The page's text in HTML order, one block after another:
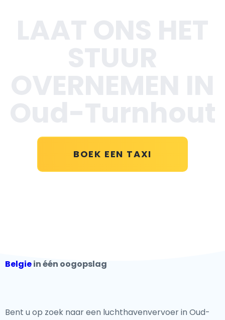
BOEK EEN TAXI
Belgiein één oogopslag
Bent u op zoek naar een luchthavenvervoer in Oud-